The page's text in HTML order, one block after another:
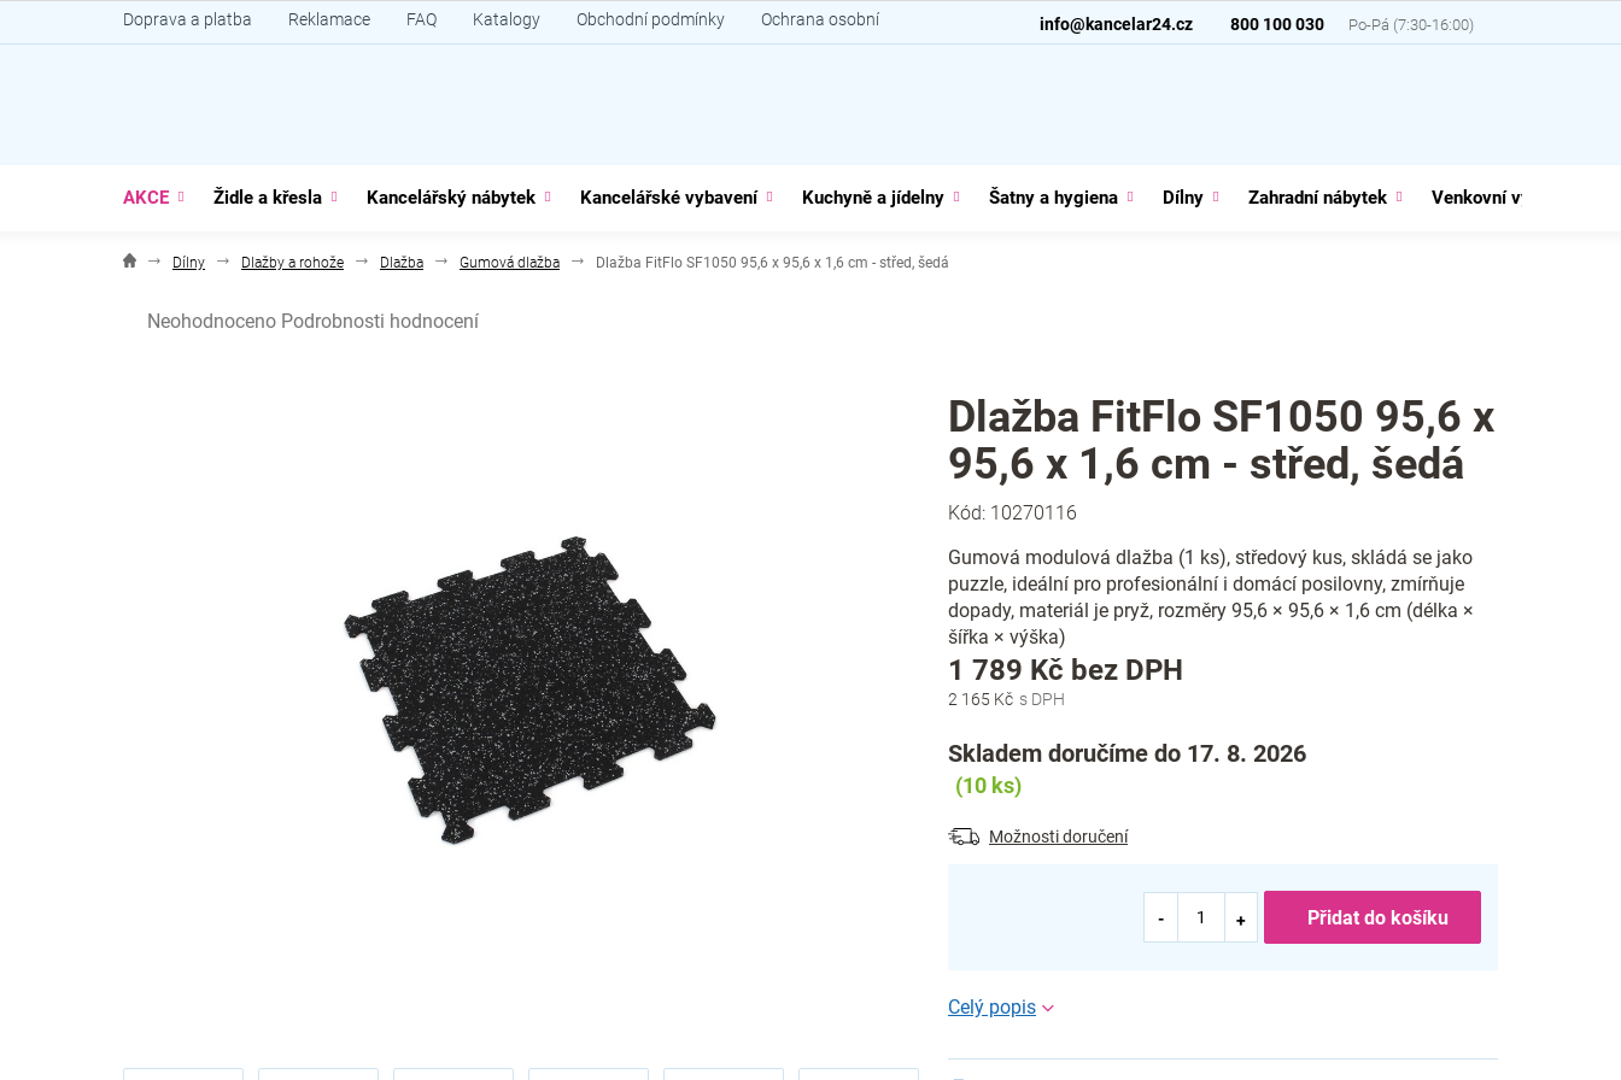
na
800 100 030
info@kancelar24.cz
Doprava a platba Reklamace FAQ Katalogy Obchodní podmínky Ochrana osobních údajů
AKCE Židle a křesla Kancelářský nábytek Kancelářské vybavení Kuchyně a jídelny Šatny a hygiena Dílny Zahradní nábytek Venkovní vybavení
Dílny Dlažby a rohože Dlažba Gumová dlažba Dlažba FitFlo SF1050 95,6 x 95,6 x 1,6 cm - střed, šedá
hodnocení
Neohodnoceno Podrobnosti hodnocení
Dlažba FitFlo SF1050 95,6 x
95,6 x 1,6 cm - střed, šedá
Kód: 10270116
Gumová modulová dlažba (1 ks), středový kus, skládá se jako
puzzle, ideální pro profesionální i domácí posilovny, zmírňuje
dopady, materiál je pryž, rozměry 95,6 × 95,6 × 1,6 cm (délka ×
šířka × výška)
2 165 Kč
1 789 Kč bez DPH
Skladem doručíme do 17. 8. 2026
(10 ks)
Možnosti doručení
Přidat do košíku